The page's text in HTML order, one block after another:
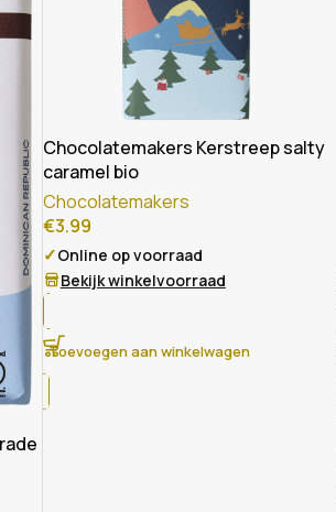
Chocolatemakers Kerstreep salty
caramel bio
Chocolatemakers
€3.99
✓Online op voorraad
Bekijk winkelvoorraad
Toevoegen aan winkelwagen